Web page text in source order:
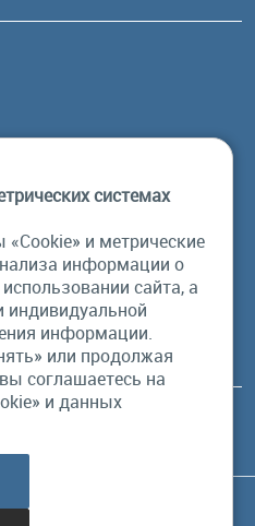
84/32, корп 1
права защищены.
интернет-сайт и его содержимое
и ни при каких условиях
системах
и метрические
информации о
сайта, а
индивидуальной
информации.
или продолжая
соглашаетесь на
и данных